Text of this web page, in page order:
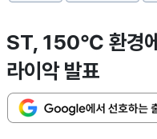
ST, 150℃ 환경
라이악 발표